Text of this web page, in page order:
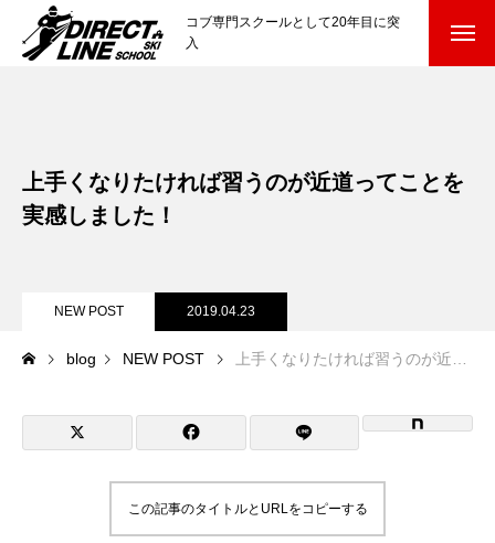
コブ専門スクールとして20年目に突
入
参加までの流れ
参加費のお支払い
各会場の集合場所
スキー場から選ぶ Ski Area
鷲ヶ岳＆高鷲スノーパーク
上手くなりたければ習うのが近道ってことを
実感しました！
NEW POST 2019.04.23
blog NEW POST 上手くなりたければ習うのが近道ってことを実感しました！
この記事のタイトルとURLをコピーする